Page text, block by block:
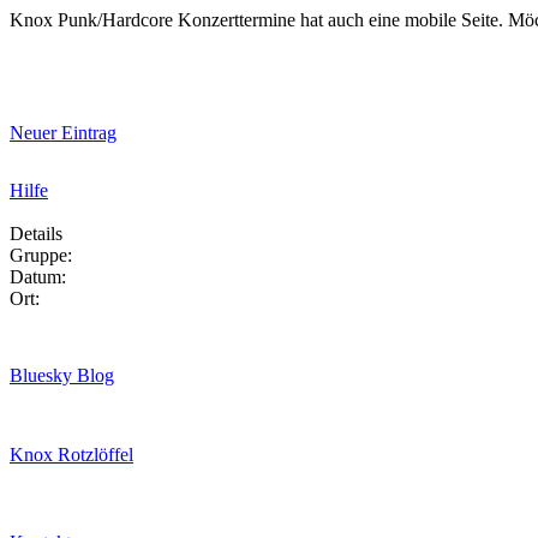
Knox Punk/Hardcore Konzerttermine hat auch eine mobile Seite.
Neuer Eintrag
Hilfe
Details
Gruppe:
Datum:
Ort:
Bluesky Blog
Knox Rotzlöffel